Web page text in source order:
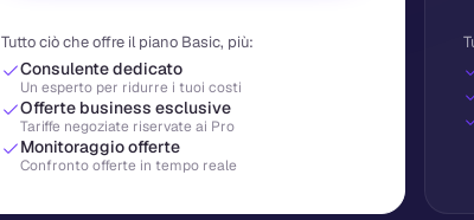
Tutto ciò che offre il piano Basic, più:
Consulente dedicato
Un esperto per ridurre i tuoi costi
Offerte business esclusive
Tariffe negoziate riservate ai Pro
Monitoraggio offerte
Confronto offerte in tempo reale